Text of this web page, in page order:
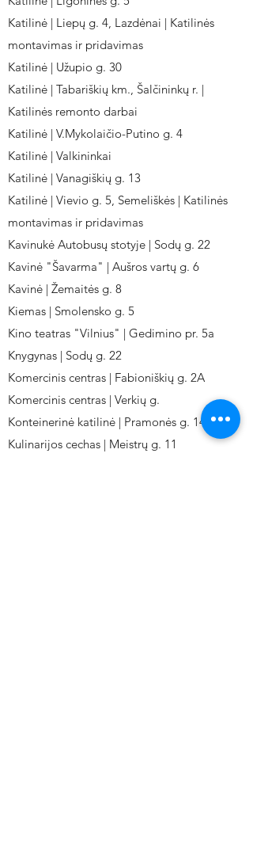
Katilinė | Liepų g. 4, Lazdėnai | Katilinės
montavimas ir pridavimas
Katilinė | Užupio g. 30
Katilinė | Tabariškių km., Šalčininkų r. |
Katilinės remonto darbai
Katilinė | V.Mykolaičio-Putino g. 4
Katilinė | Valkininkai
Katilinė | Vanagiškių g. 13
Katilinė | Vievio g. 5, Semeliškės | Katilinės
montavimas ir pridavimas
Kavinukė Autobusų stotyje | Sodų g. 22
Kavinė "Šavarma" | Aušros vartų g. 6
Kavinė | Žemaitės g. 8
Kiemas | Smolensko g. 5
Kino teatras "Vilnius" | Gedimino pr. 5a
Knygynas | Sodų g. 22
Komercinis centras | Fabioniškių g. 2A
Komercinis centras | Verkių g.
Konteinerinė katilinė | Pramonės g. 141
Kulinarijos cechas | Meistrų g. 11